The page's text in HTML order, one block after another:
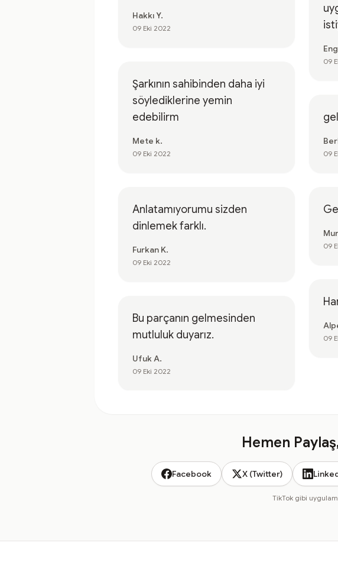
Hakkı Y.
09 Eki 2022
Şarkının sahibinden daha iyi
söylediklerine yemin
edebilirm
Mete k.
09 Eki 2022
Anlatamıyorumu sizden
dinlemek farklı.
Furkan K.
09 Eki 2022
Bu parçanın gelmesinden
mutluluk duyarız.
Ufuk A.
09 Eki 2022
09
09
09
09
Hemen
Facebook X (Twitter)
TikTok gibi